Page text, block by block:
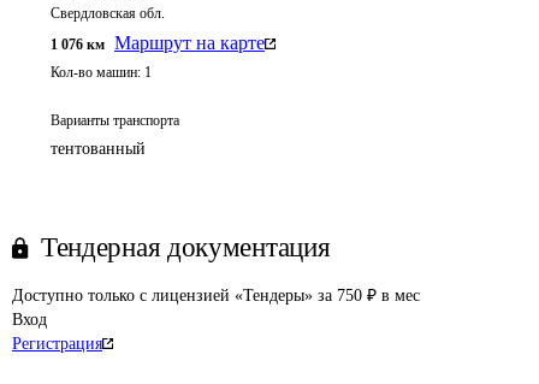
Свердловская обл.
1 076 км Маршрут на карте
Кол-во машин: 1
Варианты транспорта
тентованный
Тендерная документация
Доступно только с лицензией «Тендеры» за 750 ₽ в мес
Вход
Регистрация